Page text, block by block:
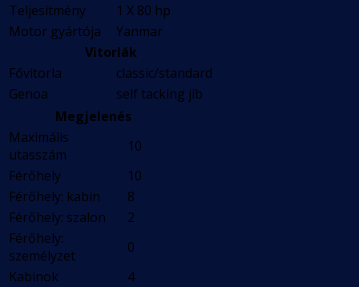
Teljesítmény
1 X 80 hp
Motor gyártója
Yanmar
Vitorlák
Fővitorla
classic/standard
Genoa
self tacking jib
Megjelenés
Maximális
utasszám
10
Férőhely
10
Férőhely: kabin
8
Férőhely: szalon
2
Férőhely:
személyzet
0
Kabinok
4